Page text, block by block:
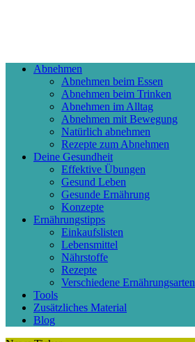
Abnehmen
Abnehmen beim Essen
Abnehmen beim Trinken
Abnehmen im Alltag
Abnehmen mit Bewegung
Natürlich abnehmen
Rezepte zum Abnehmen
Deine Gesundheit
Effektive Übungen
Gesund Leben
Gesunde Ernährung
Konzepte
Ernährungstipps
Einkaufslisten
Lebensmittel
Nährstoffe
Rezepte
Verschiedene Ernährungsarten
Tools
Zusätzliches Material
Blog